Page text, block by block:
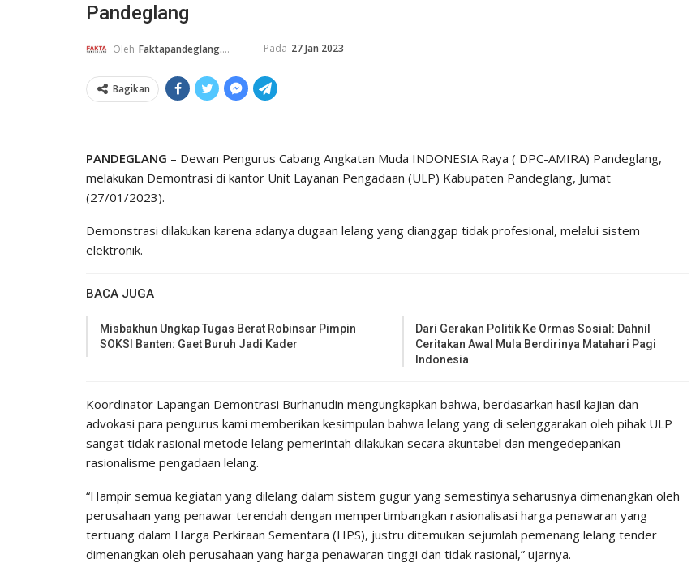
Pandeglang
Oleh Faktapandeglang.co.id Pada 27 Jan 2023
Bagikan
PANDEGLANG – Dewan Pengurus Cabang Angkatan Muda INDONESIA Raya ( DPC-AMIRA) Pandeglang,
melakukan Demontrasi di kantor Unit Layanan Pengadaan (ULP) Kabupaten Pandeglang, Jumat
(27/01/2023).
Demonstrasi dilakukan karena adanya dugaan lelang yang dianggap tidak profesional, melalui sistem
elektronik.
BACA JUGA
Misbakhun Ungkap Tugas Berat Robinsar Pimpin
SOKSI Banten: Gaet Buruh Jadi Kader
Dari Gerakan Politik Ke Ormas Sosial: Dahnil
Ceritakan Awal Mula Berdirinya Matahari Pagi
Indonesia
Koordinator Lapangan Demontrasi Burhanudin mengungkapkan bahwa, berdasarkan hasil kajian dan
advokasi para pengurus kami memberikan kesimpulan bahwa lelang yang di selenggarakan oleh pihak ULP
sangat tidak rasional metode lelang pemerintah dilakukan secara akuntabel dan mengedepankan
rasionalisme pengadaan lelang.
“Hampir semua kegiatan yang dilelang dalam sistem gugur yang semestinya seharusnya dimenangkan oleh
perusahaan yang penawar terendah dengan mempertimbangkan rasionalisasi harga penawaran yang
tertuang dalam Harga Perkiraan Sementara (HPS), justru ditemukan sejumlah pemenang lelang tender
dimenangkan oleh perusahaan yang harga penawaran tinggi dan tidak rasional,” ujarnya.